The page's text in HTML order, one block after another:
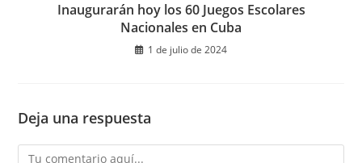
Inaugurarán hoy los 60 Juegos Escolares
Nacionales en Cuba
1 de julio de 2024
Deja una respuesta
Comentario